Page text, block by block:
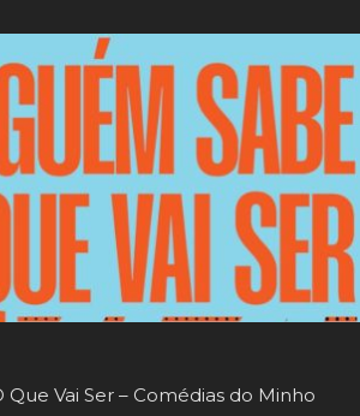
Vai Ser – Comédias do Minho